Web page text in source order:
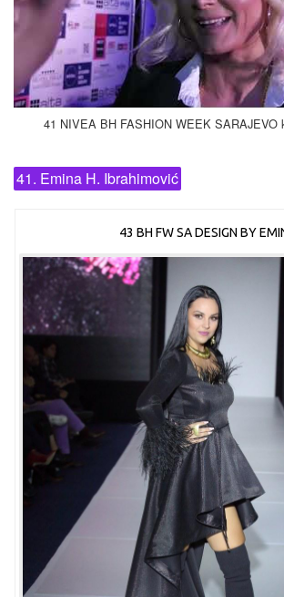
41 NIVEA BH FASHION WEEK SARAJEVO
41. Emina H. Ibrahimović
43 BH FW SA DESIGN BY